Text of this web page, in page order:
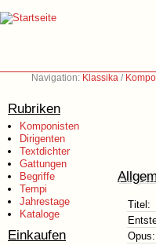
Navigation: Klassika /
Rubriken
Komponisten
Dirigenten
Textdichter
Gattungen
Begriffe
Tempi
Jahrestage
Kataloge
Einkaufen
Titel:
Opus: